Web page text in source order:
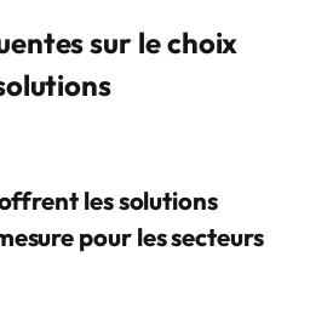
sur le choix
les solutions
pour les secteurs